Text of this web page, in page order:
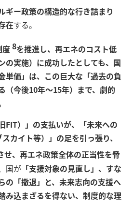
ギー政策の構造的な行き詰まり
在する。
度8を推進し、再エネのコスト低
の実施）に成功したとしても、国
単価」は、この巨大な「過去の負
（今後10年～15年）まで、劇的
FIT）」の支払いが、「未来への
カイト等）」の足を引っ張り、
せ、再エネ政策全体の正当性を脅
国が 「支援対象の見直し」、すな
の「撤退」と、未来志向の支援へ
み込まざるを得ない、制度的な理